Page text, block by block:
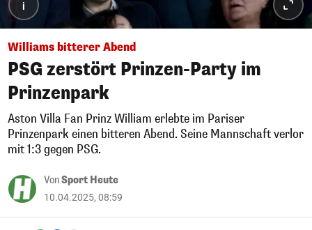
i
Williams bitterer Abend
PSG zerstört Prinzen-Party im
Prinzenpark
Aston Villa Fan Prinz William erlebte im Pariser
Prinzenpark einen bitteren Abend. Seine Mannschaft verlor
mit 1:3 gegen PSG.
VonSport Heute
10.04.2025, 08:59